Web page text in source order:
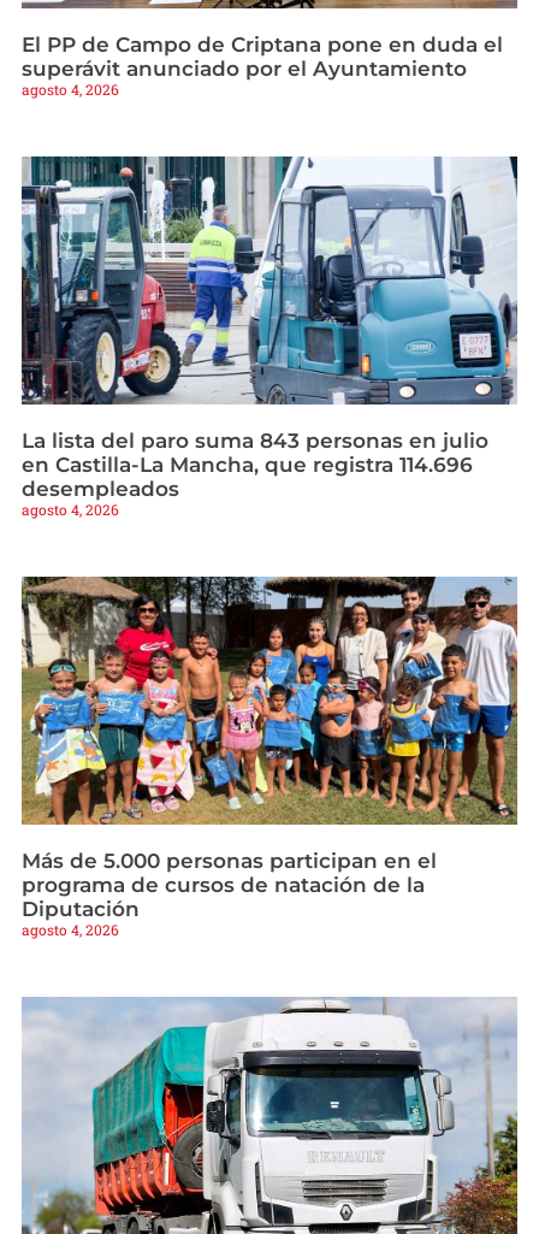
El PP de Campo de Criptana pone en duda el
superávit anunciado por el Ayuntamiento
agosto 4, 2026
La lista del paro suma 843 personas en julio
en Castilla-La Mancha, que registra 114.696
desempleados
agosto 4, 2026
Más de 5.000 personas participan en el
programa de cursos de natación de la
Diputación
agosto 4, 2026